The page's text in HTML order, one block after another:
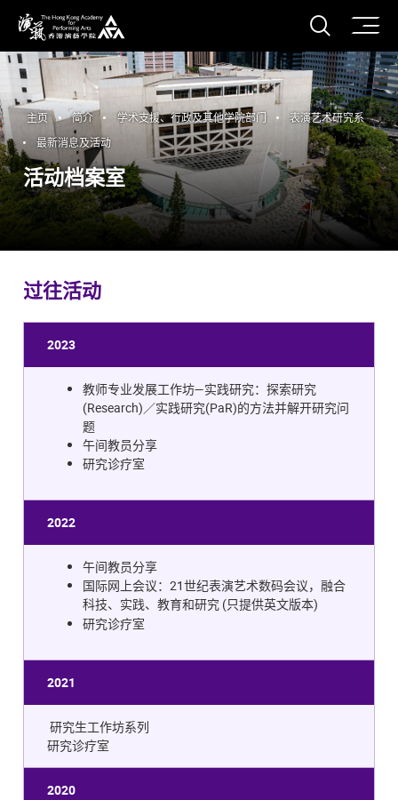
香港演艺学院
打开
主页 简介 学术支援、行政及其他学院部门
表演艺术研究系
最新消息及活动
活动档案室
过往活动
2023
教师专业发展工作坊—实践研究：探索研究
(Research)／实践研究(PaR)的方法并解开研究问
题
午间教员分享
研究诊疗室
2022
午间教员分享
国际网上会议：21世纪表演艺术数码会议，融合
科技、实践、教育和研究 (只提供英文版本)
研究诊疗室
2021
研究生工作坊系列
研究诊疗室
2020